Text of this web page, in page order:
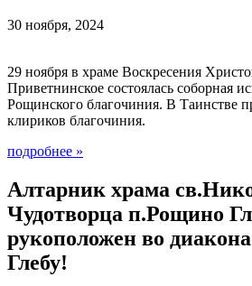
30 ноября, 2024
29 ноября в храме Воскресения
Приветнинское состоялась соборная
Рощинского благочиния. В Таинстве
клириков благочиния.
подробнее »
Алтарник храма
Чудотворца п.Рощино
рукоположен во
Глебу!